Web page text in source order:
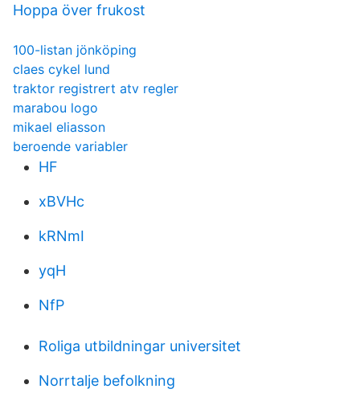
Hoppa över frukost
100-listan jönköping
claes cykel lund
traktor registrert atv regler
marabou logo
mikael eliasson
beroende variabler
HF
xBVHc
kRNmI
yqH
NfP
Roliga utbildningar universitet
Norrtalje befolkning